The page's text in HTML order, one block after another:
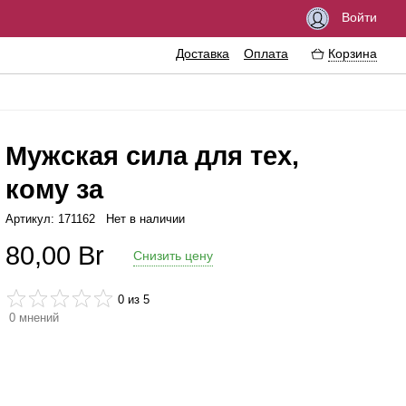
Войти
Доставка Оплата Корзина
средства
гигиена
масла
Эротические сувениры
Мужская сила для тех,
кому за
Артикул: 171162 Нет в наличии
80,00 Br Снизить цену
0 из 5
0 мнений